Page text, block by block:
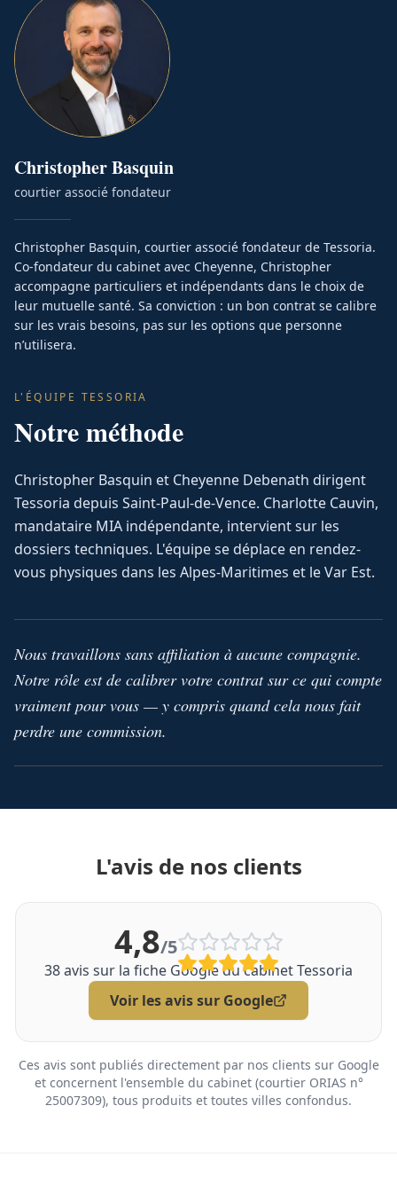
ChristopherBasquin
courtier associé fondateur
Christopher Basquin, courtier associé fondateur de Tessoria.
Co-fondateur du cabinet avec Cheyenne, Christopher
accompagne particuliers et indépendants dans le choix de
leur mutuelle santé. Sa conviction : un bon contrat se calibre
sur les vrais besoins, pas sur les options que personne
n’utilisera.
L'ÉQUIPE TESSORIA
Notre méthode
Christopher Basquin et Cheyenne Debenath dirigent
Tessoria depuis Saint-Paul-de-Vence. Charlotte Cauvin,
mandataire MIA indépendante, intervient sur les
dossiers techniques. L'équipe se déplace en rendez-
vous physiques dans les Alpes-Maritimes et le Var Est.
Nous travaillons sans affiliation à aucune compagnie.
Notre rôle est de calibrer votre contrat sur ce qui compte
vraiment pour vous — y compris quand cela nous fait
perdre une commission.
L'avis de nos clients
4,8/5
38avis sur la fiche Google du cabinet Tessoria
Voir les avis sur Google
Ces avis sont publiés directement par nos clients sur Google
et concernent l'ensemble du cabinet (courtier ORIAS n°
25007309), tous produits et toutes villes confondus.